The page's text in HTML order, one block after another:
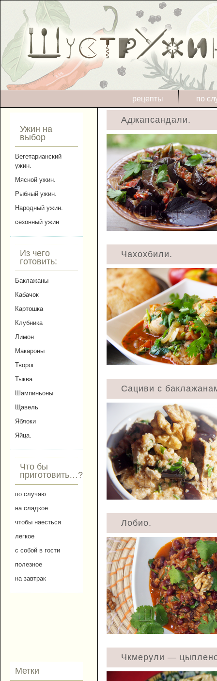
по
рецепты
Ужин на
выбор
Вегетарианский
ужин.
Мясной ужин.
Рыбный ужин.
Народный ужин.
сезонный ужин
Из чего
готовить:
Баклажаны
Кабачок
Картошка
Клубника
Лимон
Макароны
Творог
Тыква
Шампиньоны
Щавель
Яблоки
Яйца.
Что бы
приготовить…?
по случаю
на сладкое
чтобы наесться
легкое
с собой в гости
полезное
на завтрак
Метки
Аджапсандали.
Чахохбили.
Сациви с
Лобио.
Чкмерули —